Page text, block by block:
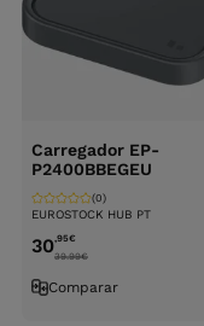
Carregador EP-
P2400BBEGEU
EUROSTOCK HUB PT
(0)
30,95€
39.99€
Comparar